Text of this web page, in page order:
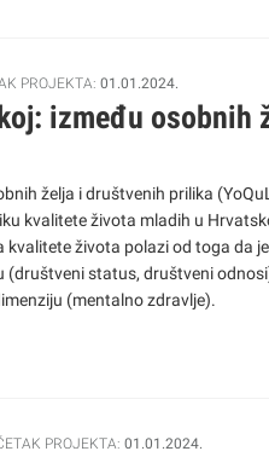
PROJEKTA: 01.01.2024.
između osobnih
prilika (YoQuLife) cilja
kvalitete života mladih u
života polazi od toga da
status, društveni
(mentalno zdravlje).
PROJEKTA: 01.01.2024.